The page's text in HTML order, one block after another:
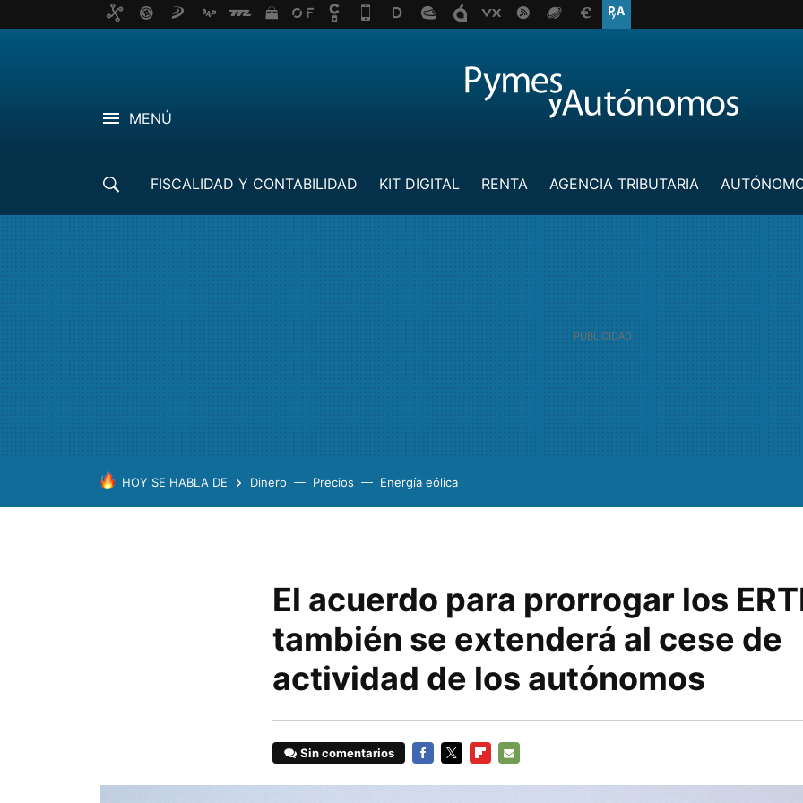
MENÚ
FISCALIDAD Y CONTABILIDAD KIT DIGITAL RENTA AGENCIA TRIBUTARIA
HOY SE HABLA DE Dinero Precios Energía eólica
El acuerdo para prorrogar los
también se extenderá al cese de
actividad de los autónomos
Sin comentarios